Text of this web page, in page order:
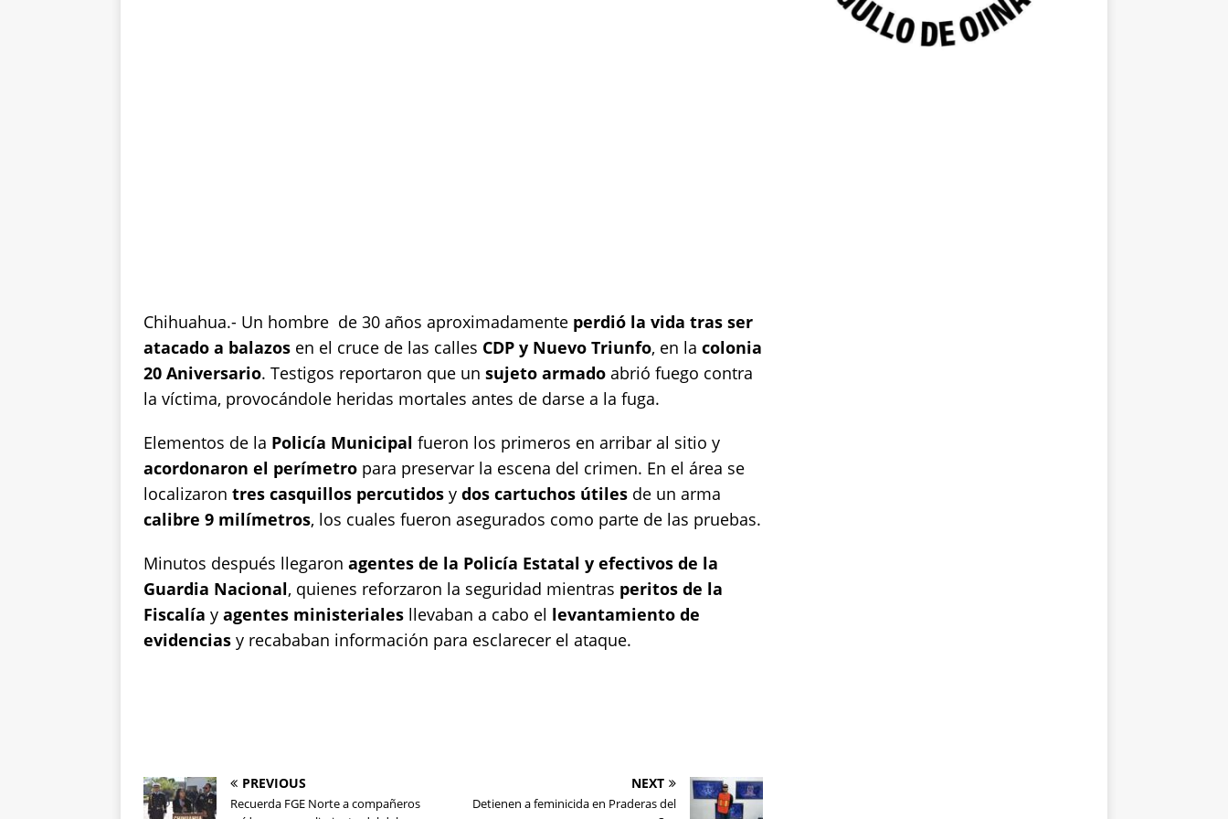
Chihuahua.- Un hombre de 30 años aproximadamente perdió la vida tras ser
atacado a balazos en el cruce de las calles CDP y Nuevo Triunfo, en la colonia
20 Aniversario. Testigos reportaron que un sujeto armado abrió fuego contra
la víctima, provocándole heridas mortales antes de darse a la fuga.
Elementos de la Policía Municipal fueron los primeros en arribar al sitio y
acordonaron el perímetro para preservar la escena del crimen. En el área se
localizaron tres casquillos percutidos y dos cartuchos útiles de un arma
calibre 9 milímetros, los cuales fueron asegurados como parte de las pruebas.
Minutos después llegaron agentes de la Policía Estatal y efectivos de la
Guardia Nacional, quienes reforzaron la seguridad mientras peritos de la
Fiscalía y agentes ministeriales llevaban a cabo el levantamiento de
evidencias y recababan información para esclarecer el ataque.
PREVIOUS
Recuerda FGE Norte a compañeros
NEXT
Detienen a feminicida en Praderas del